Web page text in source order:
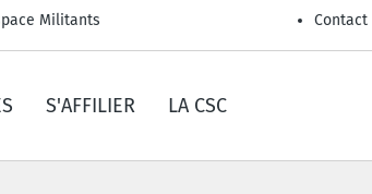
Militants Contact
S'AFFILIER LA CSC